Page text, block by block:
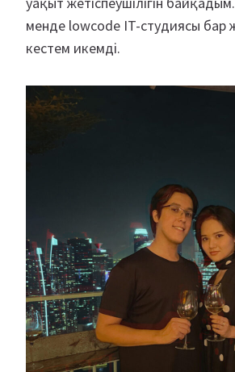
менде lowcode IT-студиясы бар
кестем икемді.